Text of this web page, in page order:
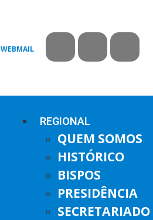
WEBMAIL
REGIONAL
QUEM SOMOS
HISTÓRICO
BISPOS
PRESIDÊNCIA